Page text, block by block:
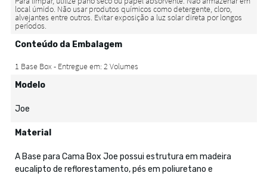
Conteúdo da Embalagem
Modelo
Joe
Material
A Base para Cama Box Joe possui estrutura em madeira
eucalipto de reflorestamento, pés em poliuretano e